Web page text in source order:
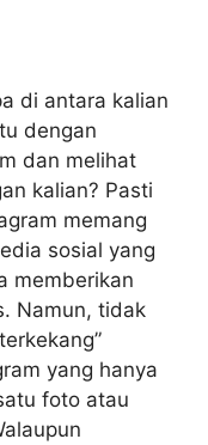
di antara kalian
dengan
dan melihat
kalian? Pasti
memang
sosial yang
memberikan
Namun, tidak
yang hanya
foto atau